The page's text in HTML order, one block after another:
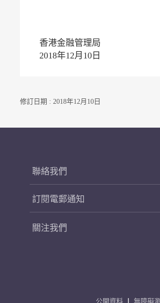
香港金融管理局
2018年12月10日
修訂日期 : 2018年12月10日
聯絡我們
訂閱電郵通知
關注我們
公開資料 無障礙